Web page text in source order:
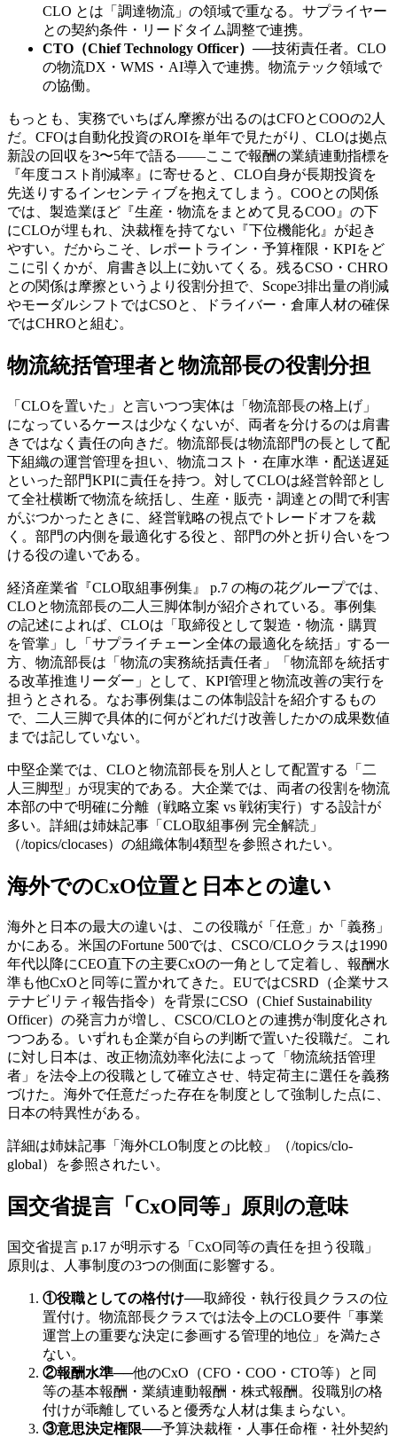
CLO とは「調達物流」の領域で重なる。サプライヤー
との契約条件・リードタイム調整で連携。
CTO（Chief Technology Officer） ──技術責任者。CLO
の物流DX・WMS・AI導入で連携。物流テック領域で
の協働。
もっとも、実務でいちばん摩擦が出るのはCFOとCOOの2人
だ。CFOは自動化投資のROIを単年で見たがり、CLOは拠点
新設の回収を3〜5年で語る——ここで報酬の業績連動指標を
『年度コスト削減率』に寄せると、CLO自身が長期投資を
先送りするインセンティブを抱えてしまう。COOとの関係
では、製造業ほど『生産・物流をまとめて見るCOO』の下
にCLOが埋もれ、決裁権を持てない『下位機能化』が起き
やすい。だからこそ、レポートライン・予算権限・KPIをど
こに引くかが、肩書き以上に効いてくる。残るCSO・CHRO
との関係は摩擦というより役割分担で、Scope3排出量の削減
やモーダルシフトではCSOと、ドライバー・倉庫人材の確保
ではCHROと組む。
物流統括管理者と物流部長の役割分担
「CLOを置いた」と言いつつ実体は「物流部長の格上げ」
になっているケースは少なくないが、両者を分けるのは肩書
きではなく責任の向きだ。物流部長は物流部門の長として配
下組織の運営管理を担い、物流コスト・在庫水準・配送遅延
といった部門KPIに責任を持つ。対してCLOは経営幹部とし
て全社横断で物流を統括し、生産・販売・調達との間で利害
がぶつかったときに、経営戦略の視点でトレードオフを裁
く。部門の内側を最適化する役と、部門の外と折り合いをつ
ける役の違いである。
経済産業省『CLO取組事例集』 p.7 の梅の花グループでは、
CLOと物流部長の二人三脚体制が紹介されている。事例集
の記述によれば、CLOは「取締役として製造・物流・購買
を管掌」し「サプライチェーン全体の最適化を統括」する一
方、物流部長は「物流の実務統括責任者」「物流部を統括す
る改革推進リーダー」として、KPI管理と物流改善の実行を
担うとされる。なお事例集はこの体制設計を紹介するもの
で、二人三脚で具体的に何がどれだけ改善したかの成果数値
までは記していない。
中堅企業では、CLOと物流部長を別人として配置する「二
人三脚型」が現実的である。大企業では、両者の役割を物流
本部の中で明確に分離（戦略立案 vs 戦術実行）する設計が
多い。詳細は姉妹記事「CLO取組事例 完全解読」
（/topics/clocases）の組織体制4類型を参照されたい。
海外でのCxO位置と日本との違い
海外と日本の最大の違いは、この役職が「任意」か「義務」
かにある。米国のFortune 500では、CSCO/CLOクラスは1990
年代以降にCEO直下の主要CxOの一角として定着し、報酬水
準も他CxOと同等に置かれてきた。EUではCSRD（企業サス
テナビリティ報告指令）を背景にCSO（Chief Sustainability
Officer）の発言力が増し、CSCO/CLOとの連携が制度化され
つつある。いずれも企業が自らの判断で置いた役職だ。これ
に対し日本は、改正物流効率化法によって「物流統括管理
者」を法令上の役職として確立させ、特定荷主に選任を義務
づけた。海外で任意だった存在を制度として強制した点に、
日本の特異性がある。
詳細は姉妹記事「海外CLO制度との比較」（/topics/clo-
global）を参照されたい。
国交省提言「CxO同等」原則の意味
国交省提言 p.17 が明示する「CxO同等の責任を担う役職」
原則は、人事制度の3つの側面に影響する。
①役職としての格付け──取締役・執行役員クラスの位
置付け。物流部長クラスでは法令上のCLO要件「事業
運営上の重要な決定に参画する管理的地位」を満たさ
ない。
②報酬水準──他のCxO（CFO・COO・CTO等）と同
等の基本報酬・業績連動報酬・株式報酬。役職別の格
付けが乖離していると優秀な人材は集まらない。
③意思決定権限──予算決裁権・人事任命権・社外契約